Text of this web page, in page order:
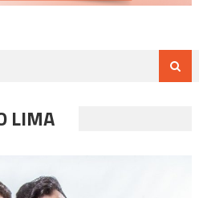
LIMA